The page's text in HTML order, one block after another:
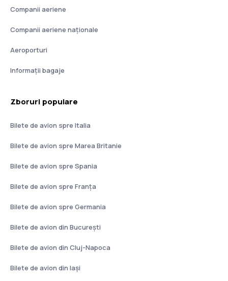
Companii aeriene
Companii aeriene naţionale
Aeroporturi
Informații bagaje
Zboruri populare
Bilete de avion spre Italia
Bilete de avion spre Marea Britanie
Bilete de avion spre Spania
Bilete de avion spre Franţa
Bilete de avion spre Germania
Bilete de avion din București
Bilete de avion din Cluj-Napoca
Bilete de avion din Iași